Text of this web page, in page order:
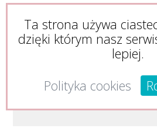
Ta strona używa
dzięki którym nasz
lepiej.
Polityka cookies